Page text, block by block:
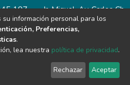
107
Jr. Miguel
Lazón No
370
Huanta -
Ayacucho
Av. Carlos Ch.
Hiraoka
Huanta -
Ayacucho
ESTADÍSTICAS
su información personal para los
Preferencias,
.
lea nuestra política de privacidad.
Rechazar Aceptar